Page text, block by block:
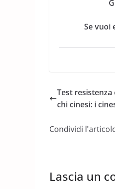
Se vuoi
Test
chi cinesi: i
Condividi
Lascia un